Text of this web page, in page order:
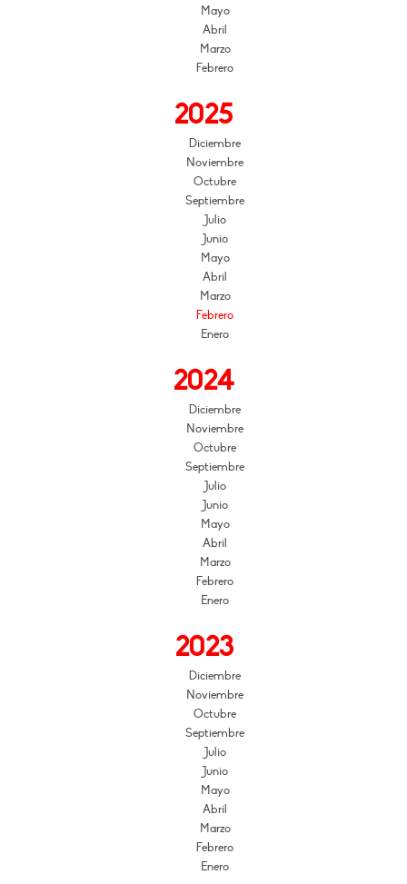
Mayo
Abril
Marzo
Febrero
2025
Diciembre
Noviembre
Octubre
Septiembre
Julio
Junio
Mayo
Abril
Marzo
Febrero
Enero
2024
Diciembre
Noviembre
Octubre
Septiembre
Julio
Junio
Mayo
Abril
Marzo
Febrero
Enero
2023
Diciembre
Noviembre
Octubre
Septiembre
Julio
Junio
Mayo
Abril
Marzo
Febrero
Enero